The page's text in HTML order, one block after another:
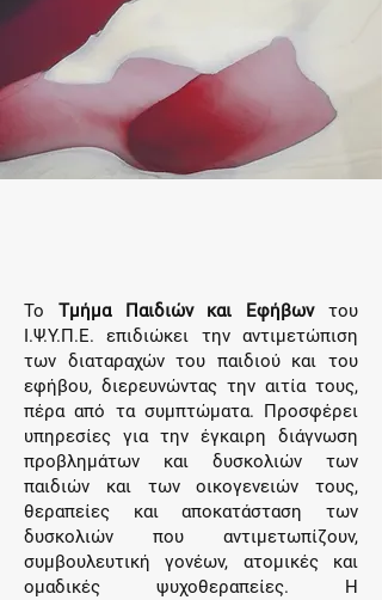
Το Τμήμα Παιδιών και Εφήβωντου
Ι.Ψ.Υ.Π.Ε. επιδιώκει την αντιμετώπιση
των διαταραχών του παιδιού και του
εφήβου, διερευνώντας την αιτία τους,
πέρα από τα συμπτώματα. Προσφέρει
υπηρεσίες για την έγκαιρη διάγνωση
προβλημάτων και δυσκολιών των
παιδιών και των οικογενειών τους,
θεραπείες και αποκατάσταση των
δυσκολιών που αντιμετωπίζουν,
συμβουλευτική γονέων, ατομικές και
ομαδικές ψυχοθεραπείες. Η